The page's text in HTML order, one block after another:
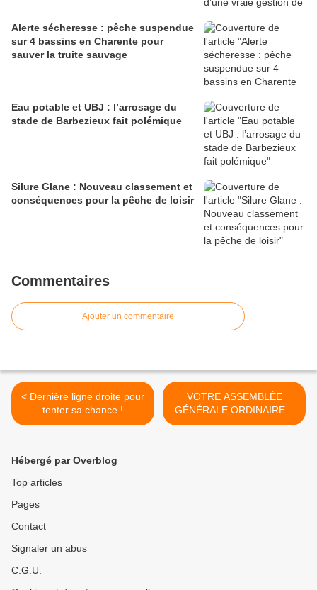
Alerte sécheresse : pêche suspendue
sur 4 bassins en Charente pour
sauver la truite sauvage
Eau potable et UBJ : l’arrosage du
stade de Barbezieux fait polémique
Silure Glane : Nouveau classement et
conséquences pour la pêche de loisir
Commentaires
Ajouter un commentaire
< Dernière ligne droite pour
tenter sa chance !
VOTRE ASSEMBLÉE
GÉNÉRALE ORDINAIRE &
EXTRAORDINAIRE 2021
Hébergé par Overblog
Top articles
Pages
Contact
Signaler un abus
C.G.U.